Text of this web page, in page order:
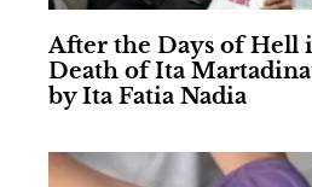
After the Days of Hell
Death of Ita
by Ita Fatia Nadia